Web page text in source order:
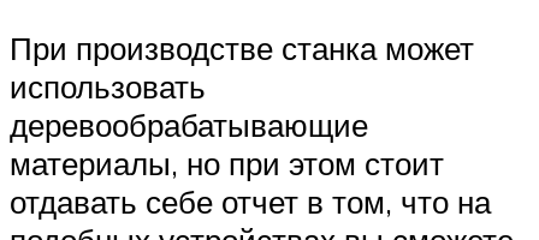
При производстве станка может
использовать
деревообрабатывающие
материалы, но при этом стоит
отдавать себе отчет в том, что на